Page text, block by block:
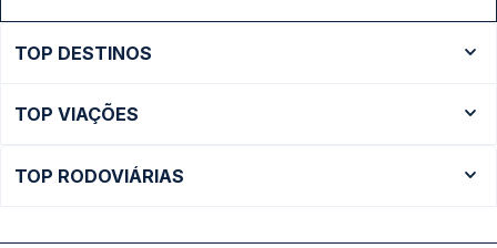
TOP DESTINOS
Ônibus São Paulo
TOP VIAÇÕES
TOP RODOVIÁRIAS